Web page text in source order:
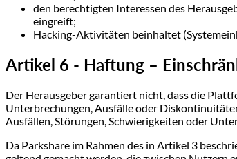
den berechtigten Interessen des
eingreift;
Hacking-Aktivitäten beinhaltet
Artikel 6 - Haftung –
Der Herausgeber garantiert nicht, dass die
Unterbrechungen, Ausfälle oder
Ausfällen, Störungen, Schwierigkeiten oder
Da Parkshare im Rahmen des in Artikel 3